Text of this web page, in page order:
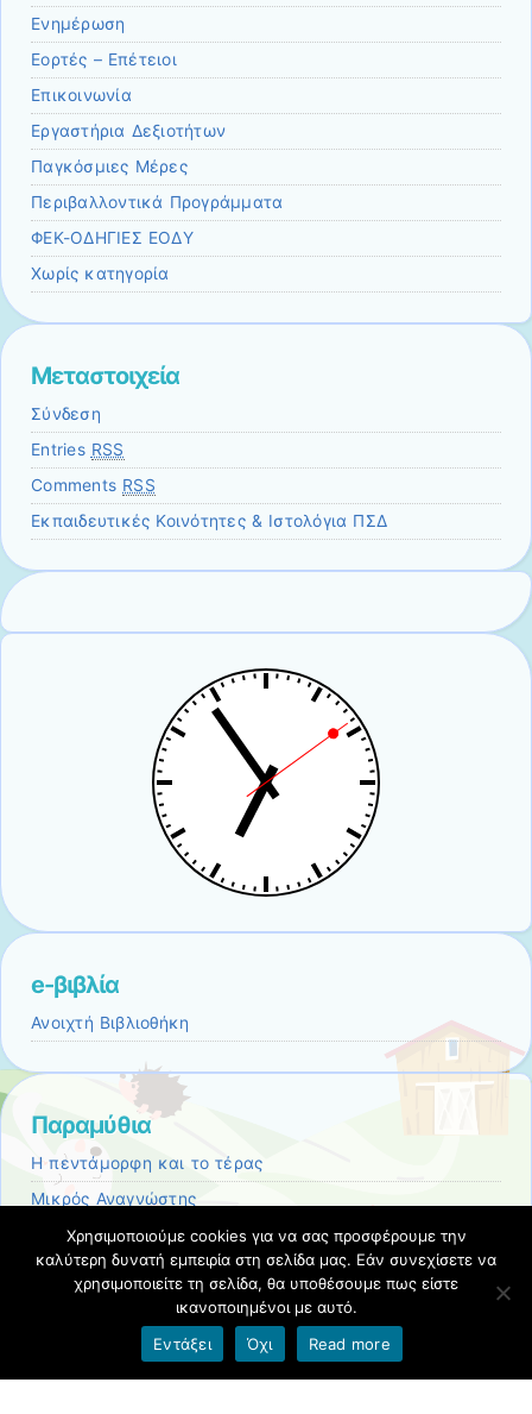
Ενημέρωση
Εορτές – Επέτειοι
Επικοινωνία
Εργαστήρια Δεξιοτήτων
Παγκόσμιες Μέρες
Περιβαλλοντικά Προγράμματα
ΦΕΚ-ΟΔΗΓΙΕΣ ΕΟΔΥ
Χωρίς κατηγορία
Μεταστοιχεία
Σύνδεση
Entries RSS
Comments RSS
Εκπαιδευτικές Κοινότητες & Ιστολόγια ΠΣΔ
e-βιβλία
Ανοιχτή Βιβλιοθήκη
Παραμύθια
Η πεντάμορφη και το τέρας
Μικρός Αναγνώστης
Ο κοντορεβυθούλης
Τ' αηδόνι
Όροι χρήσης blogs.sch.gr| Δήλωση προσβασιμότητας
Χρησιμοποιούμε cookies για να σας προσφέρουμε την
καλύτερη δυνατή εμπειρία στη σελίδα μας. Εάν συνεχίσετε να
χρησιμοποιείτε τη σελίδα, θα υποθέσουμε πως είστε
ικανοποιημένοι με αυτό.
Εντάξει
Όχι Read more